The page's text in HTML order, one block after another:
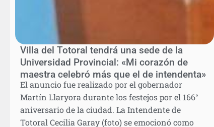
Villa del Totoral tendrá una sede de la
Universidad Provincial: «Mi corazón de
maestra celebró más que el de intendenta»
El anuncio fue realizado por el gobernador
Martín Llaryora durante los festejos por el 166°
aniversario de la ciudad. La Intendente de
Totoral Cecilia Garay (foto) se emocionó como